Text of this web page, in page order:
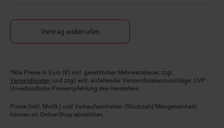
Vertrag widerrufen
Fußnoten
*Alle Preise in Euro (€) inkl. gesetzlicher Mehrwertsteuer, zzgl.
Versandkosten und zzgl. evtl. anfallender Versandkostenzuschläge. UVP:
Unverbindliche Preisempfehlung des Herstellers.
Preise (inkl. MwSt.) und Verkaufseinheiten (Stückzahl/Mengeneinheit)
können im Online-Shop abweichen.